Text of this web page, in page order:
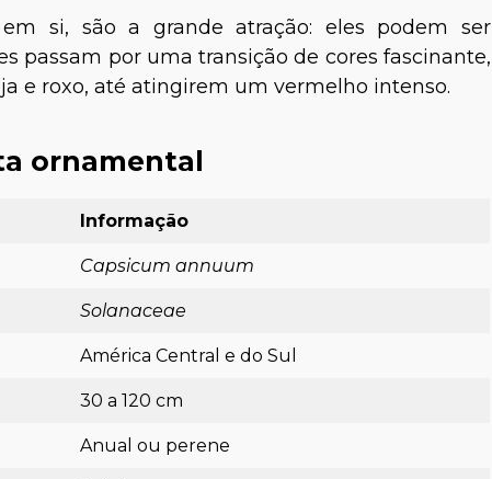
si, são a grande atração: eles podem ser
passam por uma transição de cores fascinante,
e roxo, até atingirem um vermelho intenso.
ornamental
Informação
Capsicum annuum
Solanaceae
América Central e do Sul
30 a 120 cm
Anual ou perene